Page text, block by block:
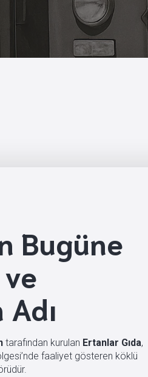
Bugüne
tarafından kurulan Ertanlar Gıda,
faaliyet gösteren köklü